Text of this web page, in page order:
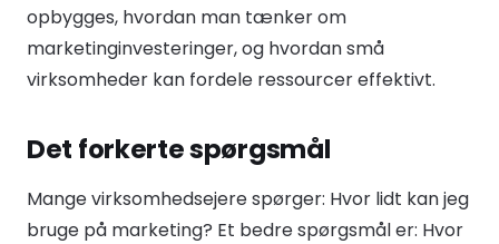
opbygges, hvordan man tænker om
marketinginvesteringer, og hvordan små
virksomheder kan fordele ressourcer effektivt.
Det forkerte spørgsmål
Mange virksomhedsejere spørger: Hvor lidt kan jeg
bruge på marketing? Et bedre spørgsmål er: Hvor